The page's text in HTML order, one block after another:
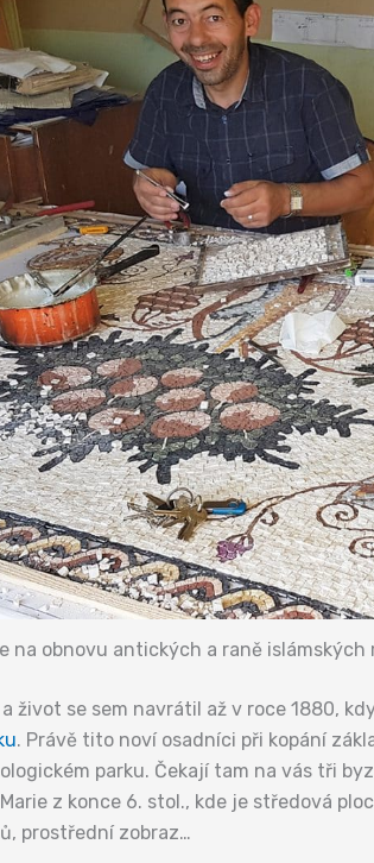
na obnovu antických a raně
život se sem navrátil až v roce 1880,
. Právě tito noví osadníci při kopání
parku. Čekají tam na vás tři
z konce 6. stol., kde je středová
prostřední zobraz…